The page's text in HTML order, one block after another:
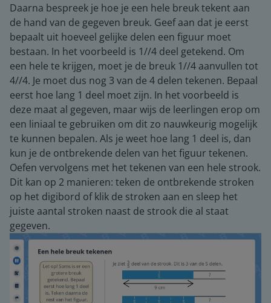
Daarna bespreek je hoe je een hele breuk tekent aan
de hand van de gegeven breuk. Geef aan dat je eerst
bepaalt uit hoeveel gelijke delen een figuur moet
bestaan. In het voorbeeld is 1//4 deel getekend. Om
een hele te krijgen, moet je de breuk 1//4 aanvullen tot
4//4. Je moet dus nog 3 van de 4 delen tekenen. Bepaal
eerst hoe lang 1 deel moet zijn. In het voorbeeld is
deze maat al gegeven, maar wijs de leerlingen erop om
een liniaal te gebruiken om dit zo nauwkeurig mogelijk
te kunnen bepalen. Als je weet hoe lang 1 deel is, dan
kun je de ontbrekende delen van het figuur tekenen.
Oefen vervolgens met het tekenen van een hele strook.
Dit kan op 2 manieren: teken de ontbrekende stroken
op het digibord of klik de stroken aan en sleep het
juiste aantal stroken naast de strook die al staat
gegeven.